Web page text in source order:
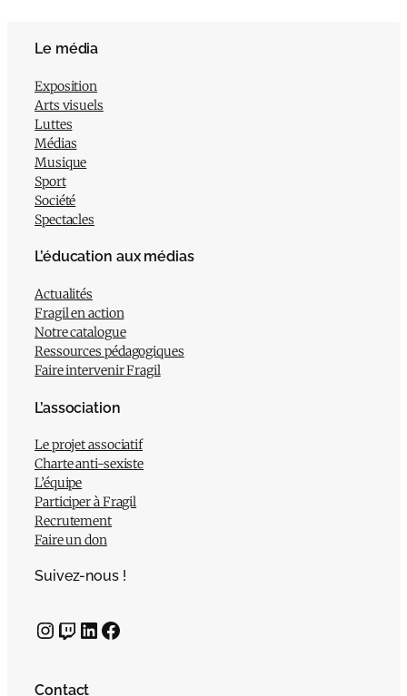
Le média
Exposition
Arts visuels
Luttes
Médias
Musique
Sport
Société
Spectacles
L’éducation aux médias
Actualités
Fragil en action
Notre catalogue
Ressources pédagogiques
Faire intervenir Fragil
L’association
Le projet associatif
Charte anti-sexiste
L’équipe
Participer à Fragil
Recrutement
Faire un don
Suivez-nous !
InstagramTwitch LinkedIn Facebook
Contact